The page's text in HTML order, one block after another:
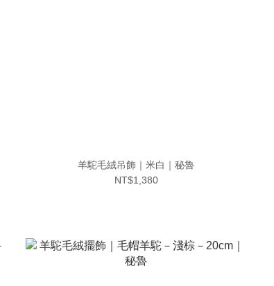
羊駝毛絨吊飾｜米白｜秘魯
NT$1,380